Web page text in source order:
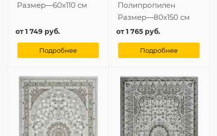
Размер—60x110 см
от1 749 руб.
Подробнее
Полипропилен
Размер—80x150 см
от1 765 руб.
Подробнее